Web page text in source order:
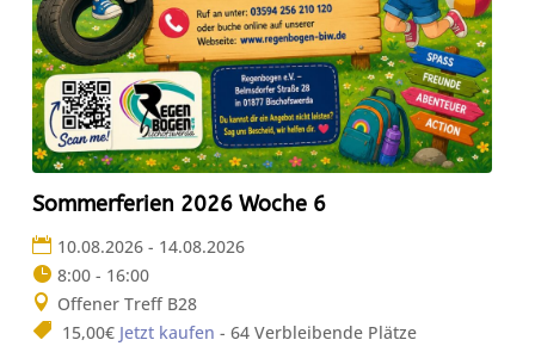
Sommerferien 2026 Woche 6
10.08.2026 - 14.08.2026
8:00 - 16:00
Offener Treff B28
15,00€ Jetzt kaufen - 64 Verbleibende Plätze